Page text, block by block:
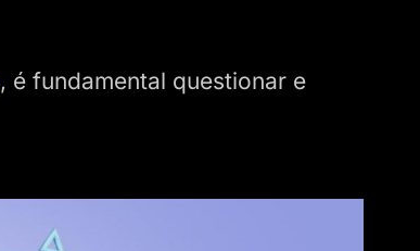
, é fundamental questionar e